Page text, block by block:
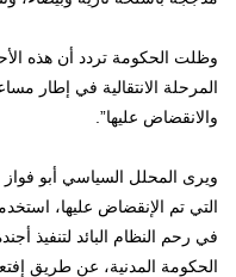
وظلت الحكومة تردد أن هذه
المرحلة الانتقالية في إطار
والانقضاض عليها”.
ويرى المحلل السياسي أبو فواز
التي تم الإنقضاض عليها،
في رحم النظام البائد لتنفيذ
الحكومة المدنية، عن طريق